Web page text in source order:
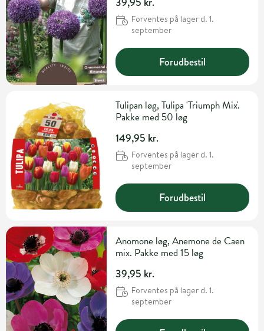
Forventes på lager d. 1.
september
Forudbestil
Tulipan løg, Tulipa 'Triumph Mix'.
Pakke med 50 løg
149,95 kr.
Forventes på lager d. 1.
september
Forudbestil
Anomone løg, Anemone de Caen
mix. Pakke med 15 løg
39,95 kr.
Forventes på lager d. 1.
september